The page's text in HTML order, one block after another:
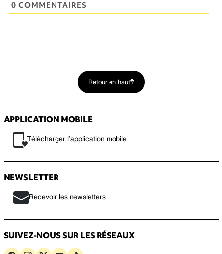
0 COMMENTAIRES
Retour en haut
APPLICATION MOBILE
Télécharger l’application mobile
NEWSLETTER
Recevoir les newsletters
SUIVEZ-NOUS SUR LES RÉSEAUX